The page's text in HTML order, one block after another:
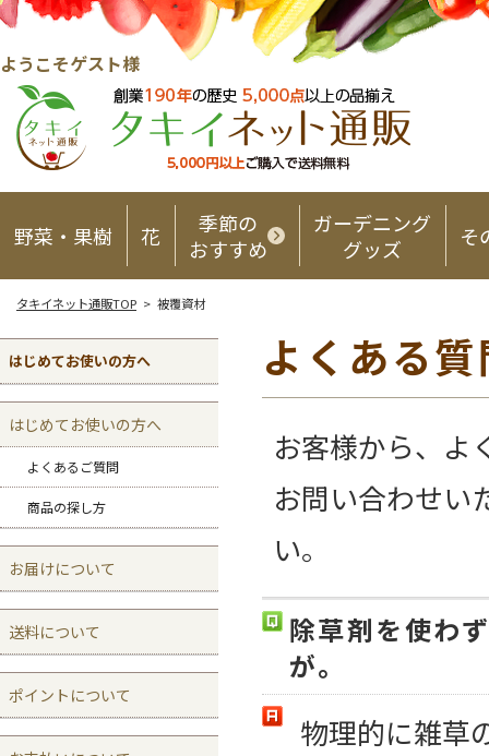
ようこそゲスト様
野菜・果樹 花
季節の
おすすめ
ガーデニング
グッズ
そ
タキイネット通販TOP > 被覆資材
はじめてお使いの方へ
はじめてお使いの方へ
よくあるご質問
商品の探し方
お届けについて
送料について
ポイントについて
よくある
お客様から、よ
お問い合わせい
い。
除草剤を使わ
が。
物理的に雑草